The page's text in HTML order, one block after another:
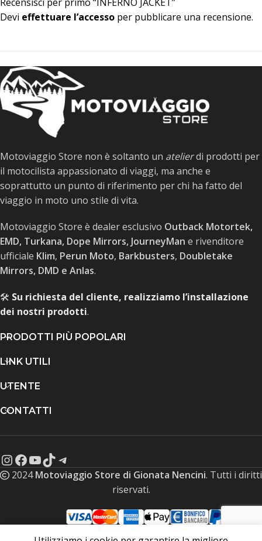
Devi effettuare l’accesso per pubblicare una recensione.
Motoviaggio Store non è soltanto un atelierdi prodotti per
il motocilista appassionato di viaggi, ma anche e
soprattutto un punto di riferimento per chi ha fatto del
viaggio in moto uno stile di vita.
Motoviaggio Store è dealer esclusivo Outback Motortek,
EMD, Turkana, Dope Mirrors, JourneyMan e rivenditore
ufficiale Klim, Perun Moto, Barkbusters, Doubletake
Mirrors, DMD e Anlas.
🛠️ Su richiesta del cliente, realizziamo l’installazione
dei nostri prodotti.
PRODOTTI PIÙ POPOLARI
LINK UTILI
UTENTE
CONTATTI
2024Motoviaggio Store di Gionata Nencini. Tutti i diritti
riservati.